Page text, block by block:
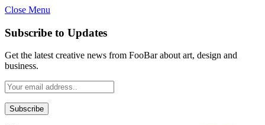
Close Menu
Subscribe to Updates
Get the latest creative news from FooBar about art, design and
business.